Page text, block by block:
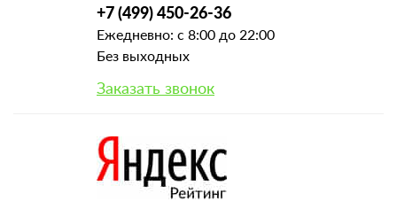
+7 (499) 450-26-36
Ежедневно: с 8:00 до 22:00
Без выходных
Заказать звонок